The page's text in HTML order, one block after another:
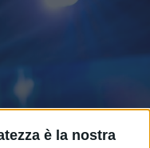
è la nostra